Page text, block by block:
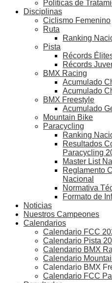
Políticas de
Disciplinas
Ciclismo Femenino
Ruta
Ranking
Pista
Récords
Récords
BMX Racing
Acumulado
Acumulado
BMX Freestyle
Acumulado
Mountain Bike
Paracycling
Ranking
Resultados
Paracycling
Master List
Reglamento
Nacional
Normativa
Formato de
Noticias
Nuestros Campeones
Calendarios
Calendario FCC
Calendario Pista
Calendario BMX
Calendario
Calendario BMX
Calendario FCC